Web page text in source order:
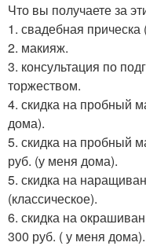
Что вы получаете за
1. свадебная прическа
2. макияж.
3. консультация по
торжеством.
4. скидка на пробный
дома).
5. скидка на пробный
руб. (у меня дома).
5. скидка на
(классическое).
6. скидка на
300 руб. ( у меня дома).